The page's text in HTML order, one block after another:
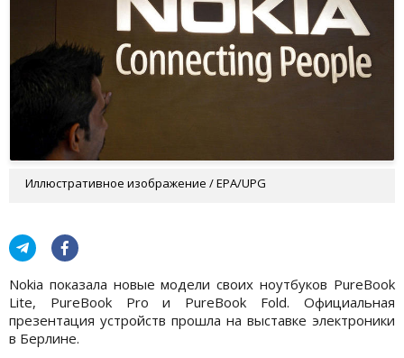
Иллюстративное изображение / EPA/UPG
Nokia показала новые модели своих ноутбуков PureBook
Lite, PureBook Pro и PureBook Fold. Официальная
презентация устройств прошла на выставке электроники
в Берлине.